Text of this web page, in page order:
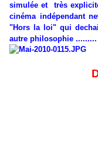
simulée et très
cinéma indépendant
"Hors la loi" qui
autre philosophie .........